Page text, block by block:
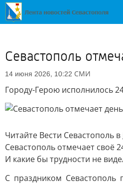
Севастополь
14 июня 2026, 10:22 СМИ
Городу-Герою исполнилось
Читайте Вести Севастополь в
Севастополь отмечает своё
И какие бы трудности не
С праздником Севастополь